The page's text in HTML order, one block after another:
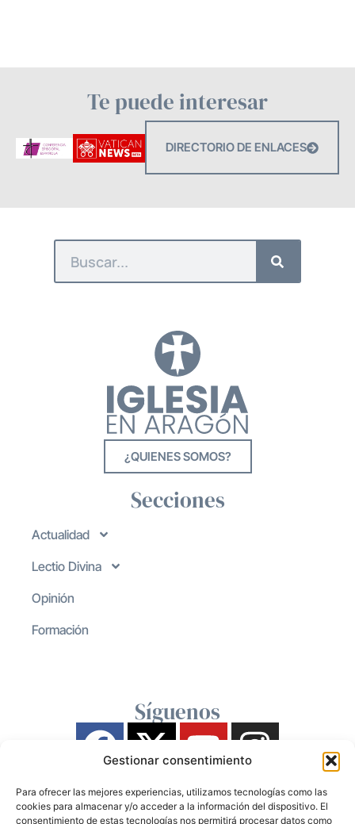
Gestionar consentimiento
Para ofrecer las mejores experiencias, utilizamos tecnologías como las
cookies para almacenar y/o acceder a la información del dispositivo. El
consentimiento de estas tecnologías nos permitirá procesar datos como
Te puede interesar
DIRECTORIO DE ENLACES
¿QUIENES SOMOS?
Secciones
Actualidad
Lectio Divina
Opinión
Formación
Síguenos